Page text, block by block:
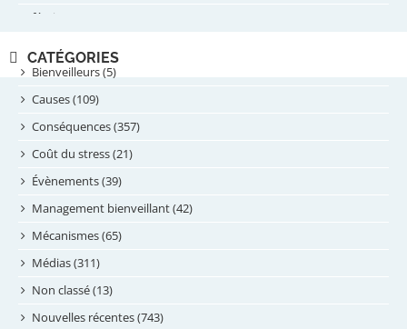
février 2025
septembre 2024
août 2024
juillet 2024
juin 2024
mai 2024
avril 2024
février 2024
janvier 2024
novembre 2023
octobre 2023
CATÉGORIES
Bienveilleurs (5)
Causes (109)
Conséquences (357)
Coût du stress (21)
Évènements (39)
Management bienveillant (42)
Mécanismes (65)
Médias (311)
Non classé (13)
Nouvelles récentes (743)